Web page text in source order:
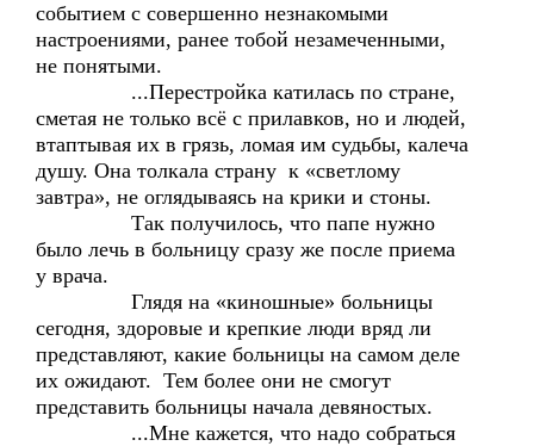
событием с совершенно незнакомыми
настроениями, ранее тобой незамеченными,
не понятыми.
...Перестройка катилась по стране,
сметая не только всё с прилавков, но и людей,
втаптывая их в грязь, ломая им судьбы, калеча
душу. Она толкала страну к «светлому
завтра», не оглядываясь на крики и стоны.
Так получилось, что папе нужно
было лечь в больницу сразу же после приема
у врача.
Глядя на «киношные» больницы
сегодня, здоровые и крепкие люди вряд ли
представляют, какие больницы на самом деле
их ожидают. Тем более они не смогут
представить больницы начала девяностых.
...Мне кажется, что надо собраться